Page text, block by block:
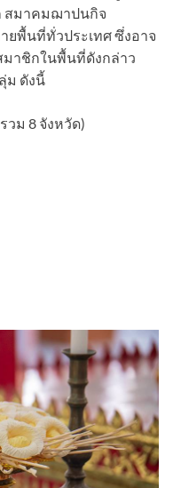
สมาคมฌาปนกิจ
ยพื้นที่ทั่วประเทศ ซึ่งอาจ
าชิกในพื้นที่ดังกล่าว
ม ดังนี้
วม 8 จังหวัด)